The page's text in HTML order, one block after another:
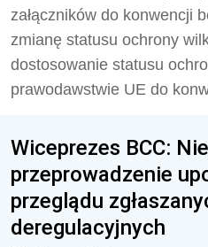
załączników do konwencji
zmianę statusu ochrony
dostosowanie statusu
prawodawstwie UE do
Wiceprezes BCC:
przeprowadzenie
przeglądu
deregulacyjnych